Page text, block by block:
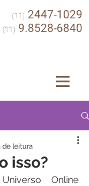
(11) 2447-1029
(11) 9.8528-6840
isso?
de leitura
Online